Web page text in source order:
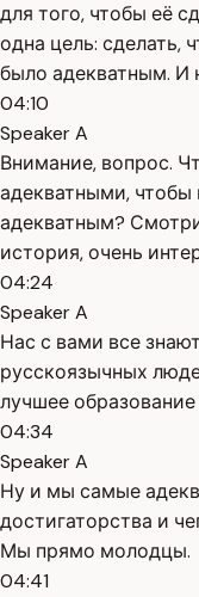
для того, чтобы её
одна цель: сделать,
было адекватным. И
04:10
Speaker A
Внимание, вопрос.
адекватными,
адекватным?
история, очень
04:24
Speaker A
Нас с вами все
русскоязычных
лучшее
04:34
Speaker A
Ну и мы самые
достигаторства и
Мы прямо молодцы.
04:41